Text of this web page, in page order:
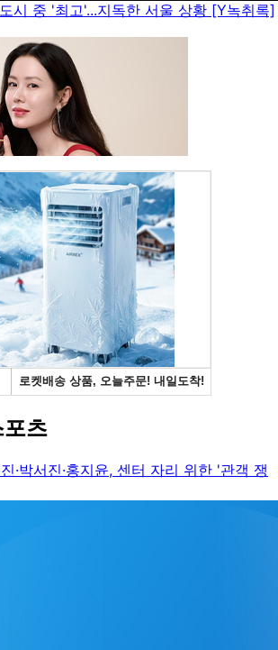
시 중 '최고'...지독한 서울 상황 [Y녹취록]
츠
·박서진·홍지윤, 센터 자리 위한 '관객 쟁